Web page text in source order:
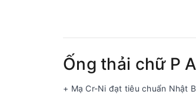
Ống thải chữ P
+ Mạ Cr-Ni đạt tiêu chuẩn Nhật